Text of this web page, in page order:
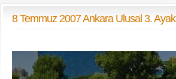
8 Temmuz 2007 Ankara Ulusal 3. Ayak